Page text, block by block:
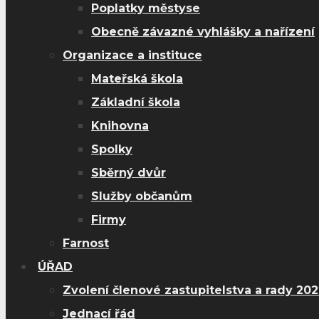
Poplatky městyse
Obecně závazné vyhlášky a nařízení
Organizace a instituce
Mateřská škola
Základní škola
Knihovna
Spolky
Sběrný dvůr
Služby občanům
Firmy
Farnost
ÚŘAD
Zvolení členové zastupitelstva a rady
Jednací řád